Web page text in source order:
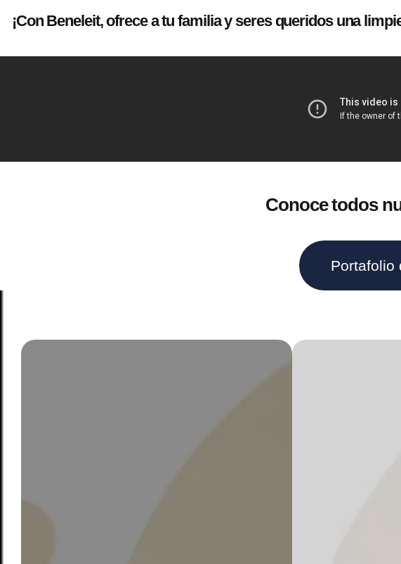
¡Con Beneleit, ofrece a tu familia y seres queridos una
Conoce todos
Portafolio